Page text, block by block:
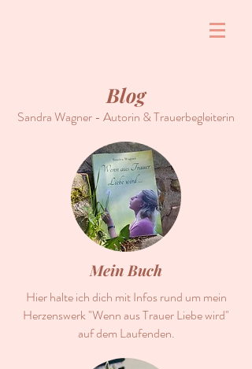
Blog
Sandra Wagner - Autorin & Trauerbegleiterin
Mein Buch
Hier halte ich dich mit Infos rund um mein
Herzenswerk "Wenn aus Trauer Liebe wird"
auf dem Laufenden.